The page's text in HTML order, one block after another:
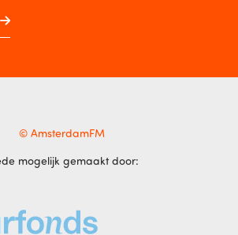
© AmsterdamFM
mogelijk gemaakt door: